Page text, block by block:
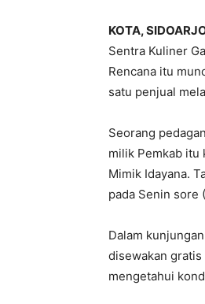
KOTA,
Sentra Kuliner
Rencana itu
satu penjual
Seorang
milik Pemkab itu
Mimik Idayana.
pada Senin sore
Dalam
disewakan gratis
mengetahui